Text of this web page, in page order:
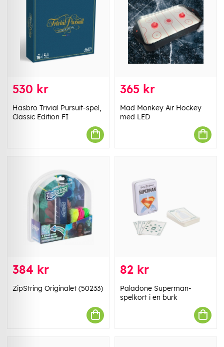
530 kr
Hasbro Trivial Pursuit-spel,
Classic Edition FI
365 kr
Mad Monkey Air Hockey
med LED
384 kr
ZipString Originalet (50233)
82 kr
Paladone Superman-
spelkort i en burk